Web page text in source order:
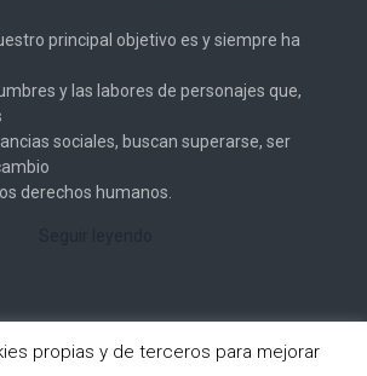
principal objetivo es y siempre ha
y las labores de personajes que,
sociales, buscan superarse, ser
derechos humanos.
propias y de terceros para mejorar